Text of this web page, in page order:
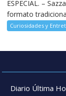
ESPECIAL. –
formato
Curiosidades y
Diario Última